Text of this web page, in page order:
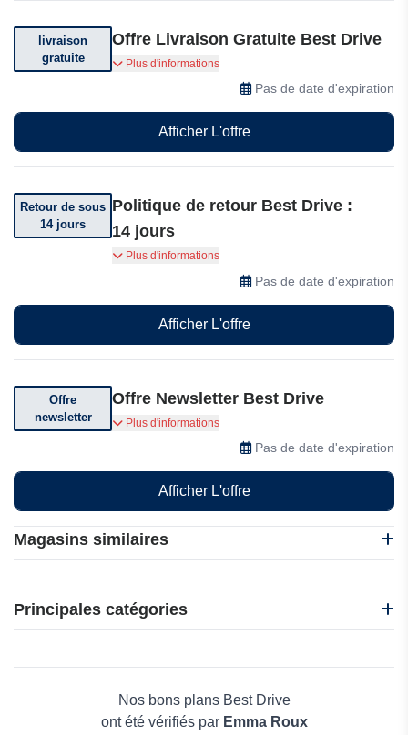
Magasins similaires
Oedro
Myrentacar
RENOVATION CUIR
Principales catégories
Maison & JardinNos bons plans Best Drive
ont été vérifiés par Emma Roux
livraison
gratuite
Offre Livraison Gratuite Best Drive
Bénéficiez de la livraison gratuite sur votre
commande. Conditions générales applicables.
Plus d'informations
Pas de date d'expiration
Afficher L'offre
Retour de sous
14 jours
Politique de retour Best Drive :
14 jours
Vous pouvez retourner votre commande dans
les 14 jours suivant sa réception.
Plus d'informations
Pas de date d'expiration
Afficher L'offre
Offre
newsletter
Offre Newsletter Best Drive
Abonnez-vous pour recevoir des offres
Plus d'informations
Pas de date d'expiration
Afficher L'offre